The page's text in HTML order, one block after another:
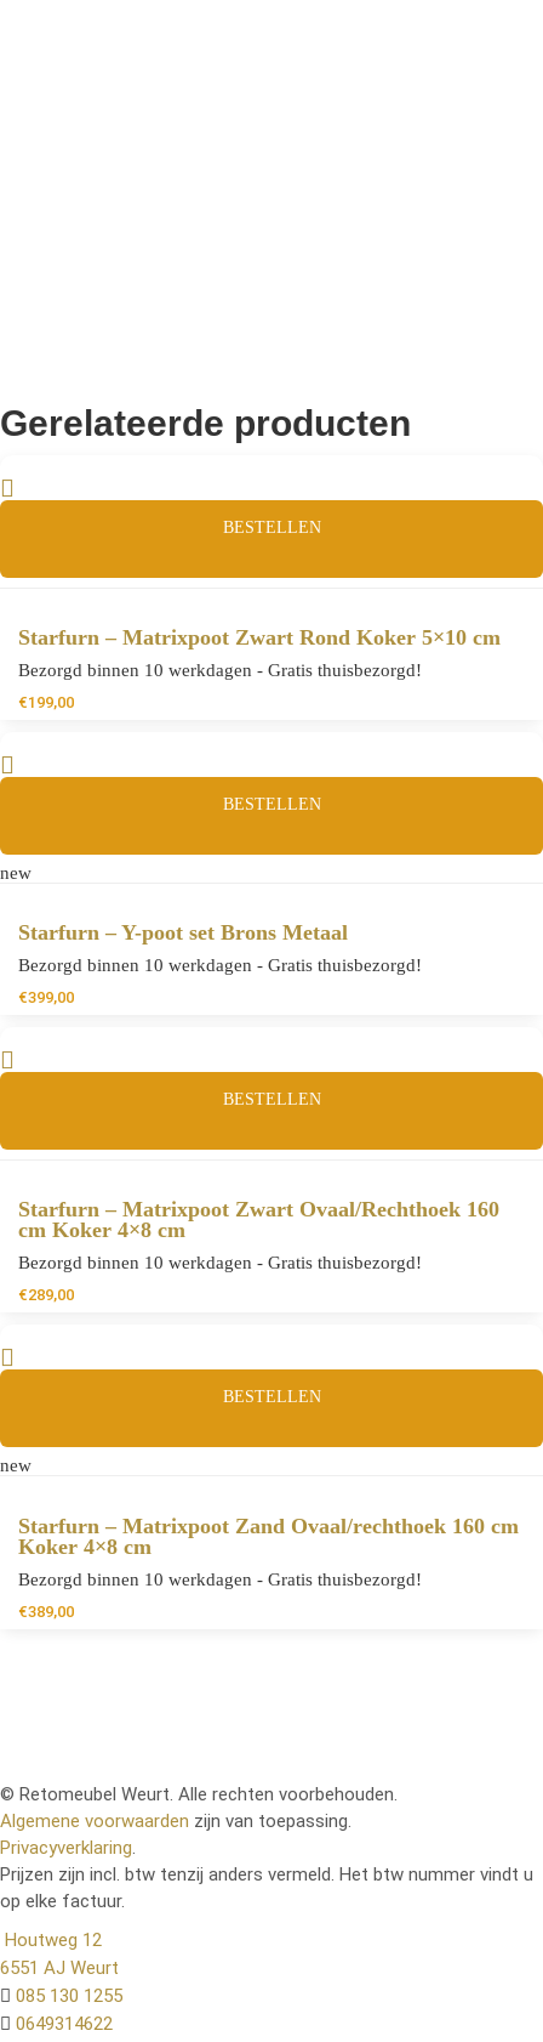
Gerelateerde producten
BESTELLEN
Starfurn – Matrixpoot Zwart Rond Koker 5×10 cm
Bezorgd binnen 10 werkdagen - Gratis thuisbezorgd!
€199,00
BESTELLEN
new
Starfurn – Y-poot set Brons Metaal
Bezorgd binnen 10 werkdagen - Gratis thuisbezorgd!
€399,00
BESTELLEN
Starfurn – Matrixpoot Zwart Ovaal/Rechthoek 160
cm Koker 4×8 cm
Bezorgd binnen 10 werkdagen - Gratis thuisbezorgd!
€289,00
BESTELLEN
new
Starfurn – Matrixpoot Zand Ovaal/rechthoek 160 cm
Koker 4×8 cm
Bezorgd binnen 10 werkdagen - Gratis thuisbezorgd!
€389,00
© Retomeubel Weurt. Alle rechten voorbehouden.
Algemene voorwaarden zijn van toepassing.
Privacyverklaring.
Prijzen zijn incl. btw tenzij anders vermeld. Het btw nummer vindt u
op elke factuur.
Houtweg 12
6551 AJ Weurt
085 130 1255
0649314622